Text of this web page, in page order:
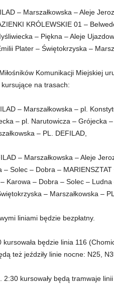
– Marszałkowska – Aleje
KRÓLEWSKIE 01 –
– Piękna – Aleje
Plater – Świętokrzyska –
Komunikacji Miejskiej
na trasach:
– Marszałkowska – pl.
– pl. Narutowicza – Grójecka
– PL. DEFILAD,
– Marszałkowska – Aleje
– Solec – Dobra –
Karowa – Dobra – Solec –
– Marszałkowska –
liniami będzie bezpłatny.
kursowała będzie linia 116
też jeździły linie nocne: N25,
2:30 kursowały będą tramwaje